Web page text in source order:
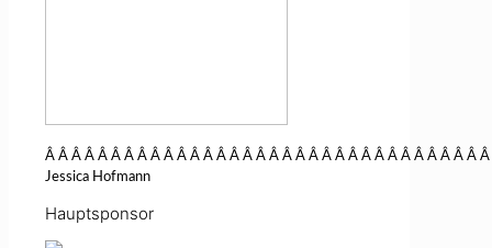
Â Â Â Â Â Â Â Â Â Â Â Â Â Â Â Â Â Â Â Â Â Â Â Â Â Â Â Â Â Â Â Â Â
Jessica Hofmann
Hauptsponsor